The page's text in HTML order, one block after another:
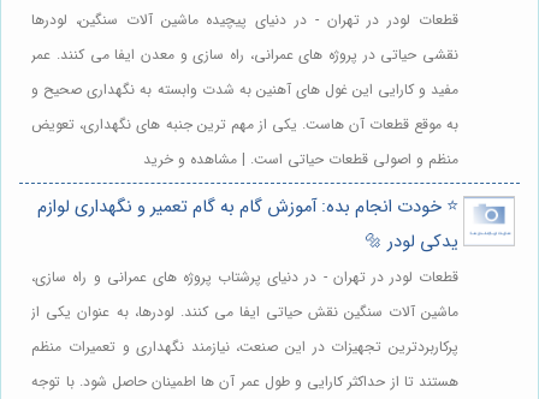
قطعات لودر در تهران - در دنیای پیچیده ماشین آلات سنگین، لودرها
نقشی حیاتی در پروژه های عمرانی، راه سازی و معدن ایفا می کنند. عمر
مفید و کارایی این غول های آهنین به شدت وابسته به نگهداری صحیح و
به موقع قطعات آن هاست. یکی از مهم ترین جنبه های نگهداری، تعویض
منظم و اصولی قطعات حیاتی است. | مشاهده و خرید
⭐️ خودت انجام بده: آموزش گام به گام تعمیر و نگهداری لوازم
یدکی لودر 🔩
قطعات لودر در تهران - در دنیای پرشتاب پروژه های عمرانی و راه سازی،
ماشین آلات سنگین نقش حیاتی ایفا می کنند. لودرها، به عنوان یکی از
پرکاربردترین تجهیزات در این صنعت، نیازمند نگهداری و تعمیرات منظم
هستند تا از حداکثر کارایی و طول عمر آن ها اطمینان حاصل شود. با توجه